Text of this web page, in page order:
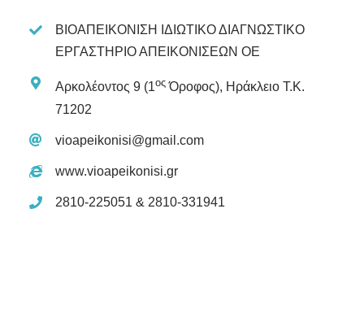
ΒΙΟΑΠΕΙΚΟΝΙΣΗ ΙΔΙΩΤΙΚΟ ΔΙΑΓΝΩΣΤΙΚΟ
ΕΡΓΑΣΤΗΡΙΟ ΑΠΕΙΚΟΝΙΣΕΩΝ ΟΕ
Αρκολέοντος 9 (1ος Όροφος), Ηράκλειο Τ.Κ.
71202
vioapeikonisi@gmail.com
www.vioapeikonisi.gr
2810-225051 & 2810-331941